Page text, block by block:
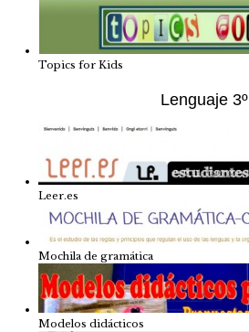
Topics for Kids
Lenguaje 3º
Leer.es
Mochila de gramática
Modelos didácticos